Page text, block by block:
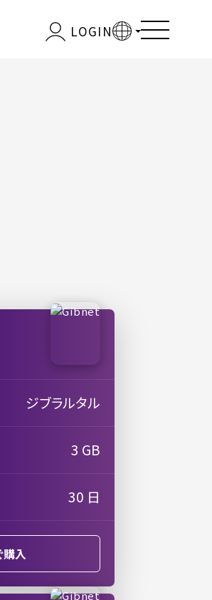
ジブラルタル
3 GB
30 日
購入